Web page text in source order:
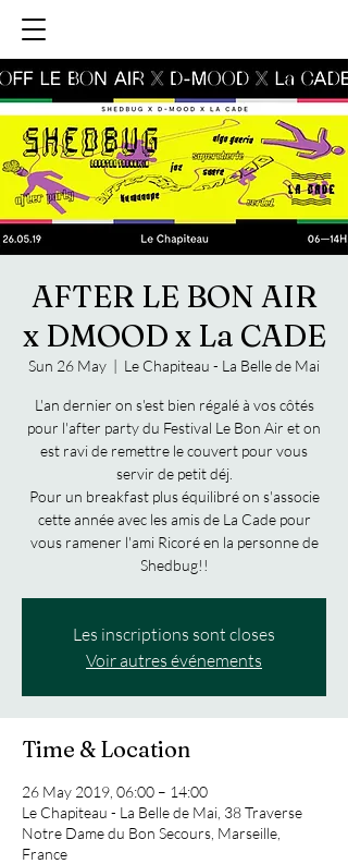
AFTER LE BON AIR
x DMOOD x La CADE
Sun 26 May
  |
Le Chapiteau - La Belle de Mai
L'an dernier on s'est bien régalé à vos côtés
pour l'after party du Festival Le Bon Air et on
est ravi de remettre le couvert pour vous
servir de petit déj.
Pour un breakfast plus équilibré on s'associe
cette année avec les amis de La Cade pour
vous ramener l'ami Ricoré en la personne de
Shedbug!!
Les inscriptions sont closes
Voir autres événements
Time & Location
26 May 2019, 06:00 – 14:00
Le Chapiteau - La Belle de Mai, 38 Traverse
Notre Dame du Bon Secours, Marseille,
France